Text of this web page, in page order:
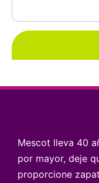
Mescot lleva 40
por mayor, deje
proporcione